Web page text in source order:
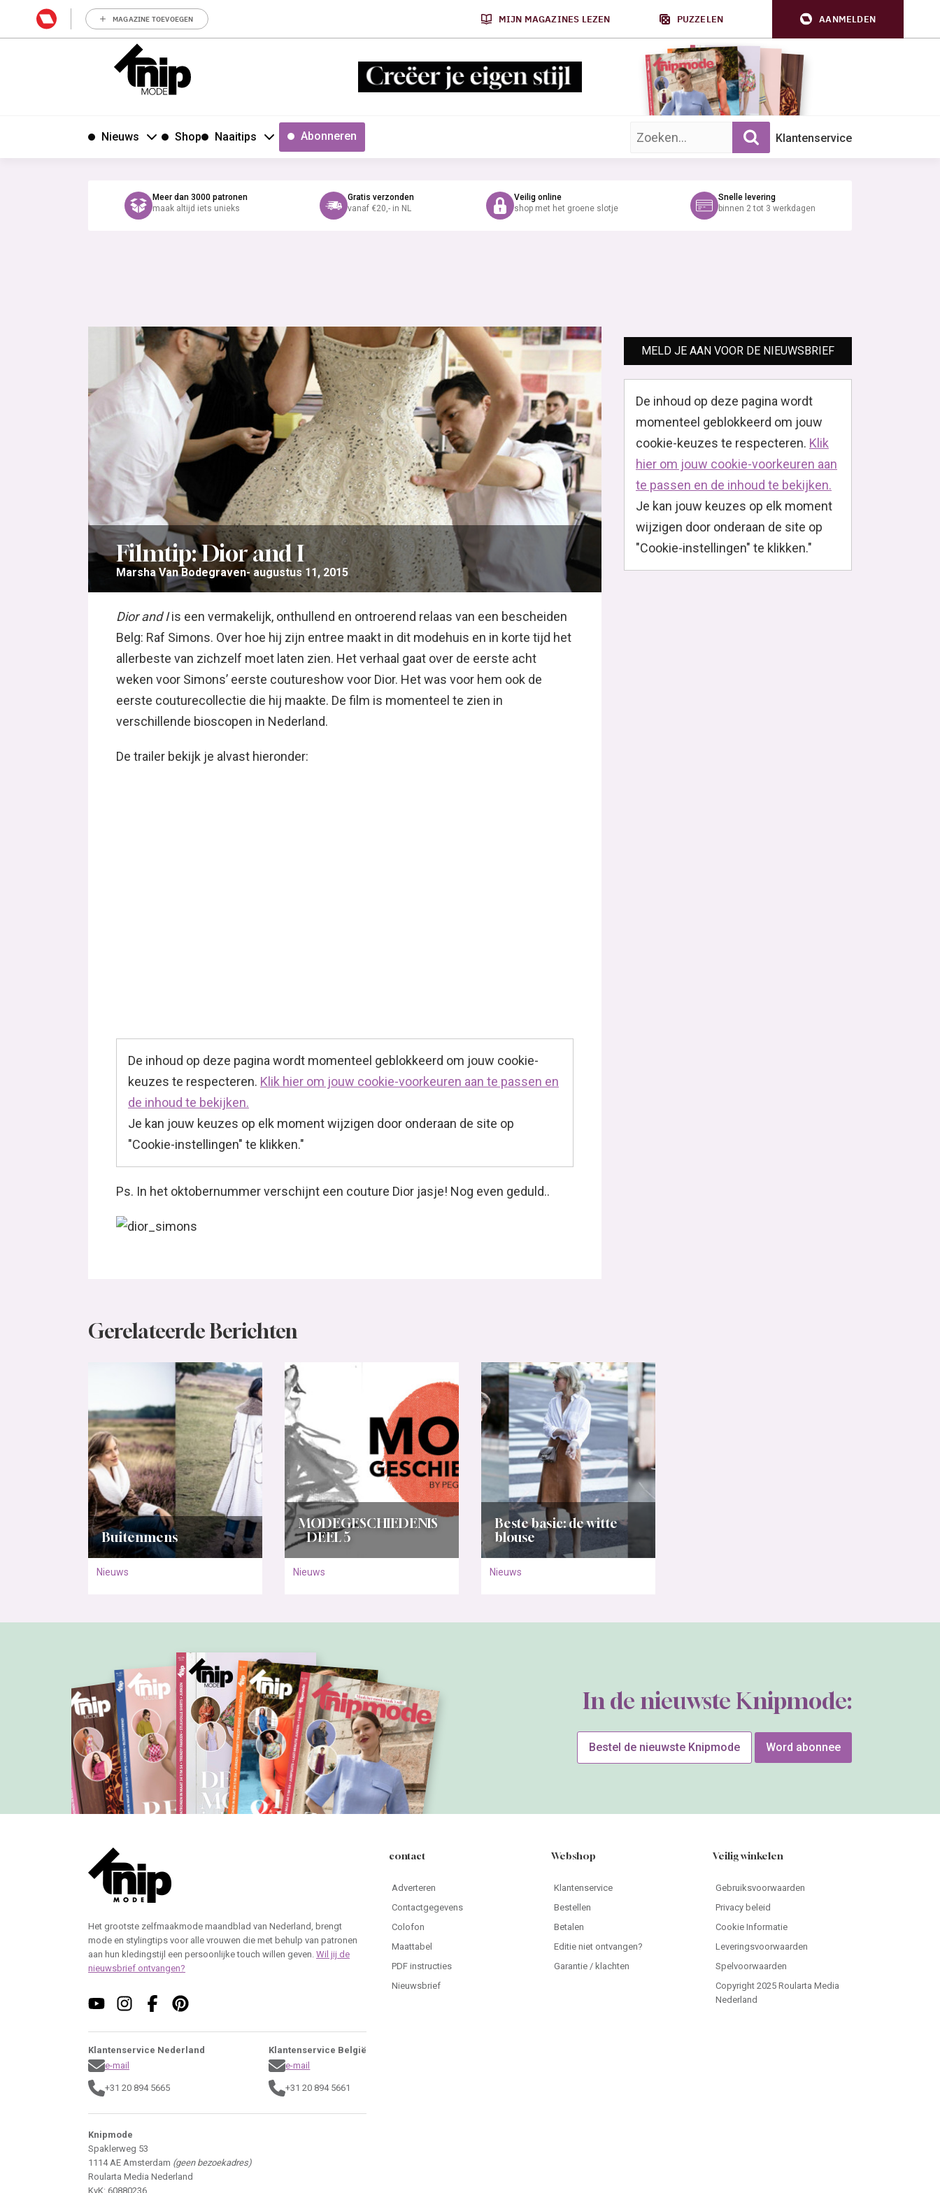
MAGAZINE TOEVOEGEN MIJN MAGAZINES LEZEN PUZZELEN AANMELDEN
Nieuws Shop Naaitips Abonneren Zoek op trefwoord: Klantenservice
Meer dan 3000 patronen
maak altijd iets unieks
Gratis verzonden
vanaf €20,- in NL
Veilig online
shop met het groene slotje
Snelle levering
binnen 2 tot 3 werkdagen
Filmtip: Dior and I
Marsha Van Bodegraven augustus 11, 2015
Dior and Iis een vermakelijk, onthullend en ontroerend relaas van een bescheiden
Belg: Raf Simons. Over hoe hij zijn entree maakt in dit modehuis en in korte tijd het
allerbeste van zichzelf moet laten zien. Het verhaal gaat over de eerste acht
weken voor Simons’ eerste coutureshow voor Dior. Het was voor hem ook de
eerste couturecollectie die hij maakte. De film is momenteel te zien in
verschillende bioscopen in Nederland.
De trailer bekijk je alvast hieronder:
De inhoud op deze pagina wordt momenteel geblokkeerd om jouw cookie-
keuzes te respecteren. Klik hier om jouw cookie-voorkeuren aan te passen en
de inhoud te bekijken.
Je kan jouw keuzes op elk moment wijzigen door onderaan de site op
"Cookie-instellingen" te klikken."
Ps. In het oktobernummer verschijnt een couture Dior jasje! Nog even geduld..
MELD JE AAN VOOR DE NIEUWSBRIEF
De inhoud op deze pagina wordt
momenteel geblokkeerd om jouw
cookie-keuzes te respecteren. Klik
hier om jouw cookie-voorkeuren aan
te passen en de inhoud te bekijken.
Je kan jouw keuzes op elk moment
wijzigen door onderaan de site op
"Cookie-instellingen" te klikken."
Gerelateerde Berichten
Buitenmens
Nieuws
MODEGESCHIEDENIS
– DEEL 5
Nieuws
Beste basic: de witte
blouse
Nieuws
In de nieuwste Knipmode:
Bestel de nieuwste Knipmode Word abonnee
Het grootste zelfmaakmode maandblad van Nederland, brengt
mode en stylingtips voor alle vrouwen die met behulp van patronen
aan hun kledingstijl een persoonlijke touch willen geven. Wil jij de
nieuwsbrief ontvangen?
Klantenservice Nederland
e-mail
+31 20 894 5665
Klantenservice België
e-mail
+31 20 894 5661
Knipmode
Spaklerweg 53
1114 AE Amsterdam (geen bezoekadres)
Roularta Media Nederland
KvK: 60880236
contact
Adverteren
Contactgegevens
Colofon
Maattabel
PDF instructies
Nieuwsbrief
Webshop
Klantenservice
Bestellen
Betalen
Editie niet ontvangen?
Garantie / klachten
Veilig winkelen
Gebruiksvoorwaarden
Privacy beleid
Cookie Informatie
Leveringsvoorwaarden
Spelvoorwaarden
Copyright 2025 Roularta Media
Nederland